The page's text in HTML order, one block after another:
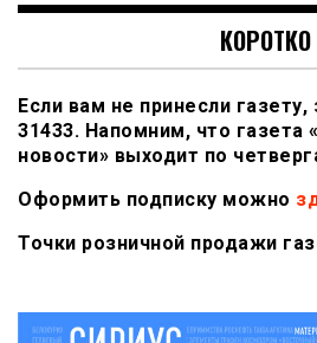
КОРОТКО
Если вам не принесли
31433. Напомним, что газета
новости» выходит по
Оформить подписку можно
Точки розничной продажи